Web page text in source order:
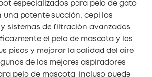
especializados para pelo de gato
una potente succión, cepillos
sistemas de filtración avanzados
el pelo de mascota y los
pisos y mejorar la calidad del aire
de los mejores aspiradores
pelo de mascota, incluso puede